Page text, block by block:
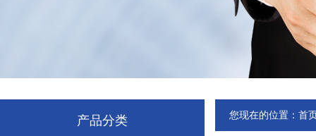
产品分类 您现在的位置： 首